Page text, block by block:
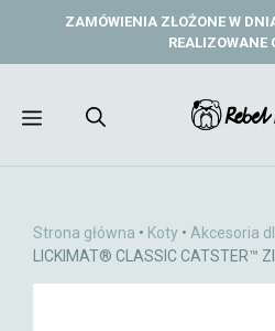
ZAMÓWIENIA ZŁOŻONE W
REALIZOWANE
Menu
Strona główna • Koty • Akcesoria
LICKIMAT® CLASSIC CATSTER™